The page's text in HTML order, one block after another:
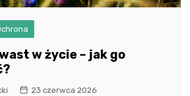
w życie – jak go
23 czerwca 2026